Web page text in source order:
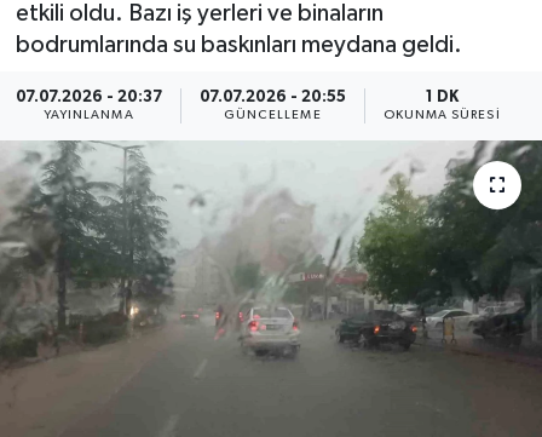
etkili oldu. Bazı iş yerleri ve binaların
bodrumlarında su baskınları meydana geldi.
07.07.2026 - 20:37
YAYINLANMA
07.07.2026 - 20:55
GÜNCELLEME
1 DK
OKUNMA SÜRESI
Advertising news
ÇEVRE
Dış Haberler
Dünya
EĞİTİM
Haber Arşivi